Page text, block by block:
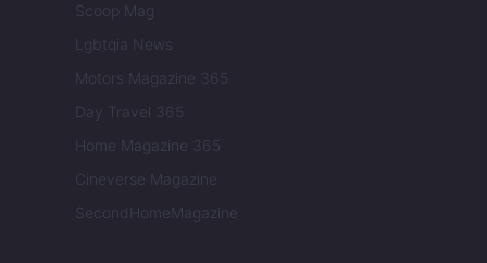
Scoop Mag
Lgbtqia News
Motors Magazine 365
Day Travel 365
Home Magazine 365
Cineverse Magazine
SecondHomeMagazine